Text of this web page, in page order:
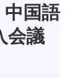
国語
会議